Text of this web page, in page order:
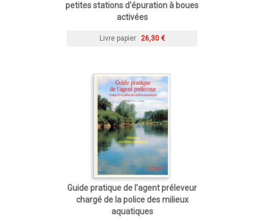
petites stations d'épuration à boues
activées
Livre papier 26,30 €
Guide pratique de l'agent préleveur
chargé de la police des milieux
aquatiques